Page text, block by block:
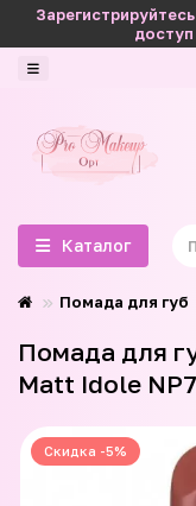
Каталог
Помада для губ
Помада для
Matt Idole
Скидка -5%